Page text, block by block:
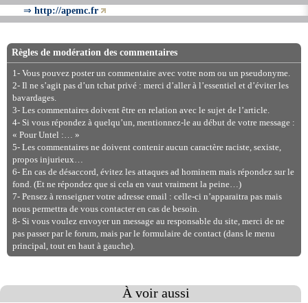
⇒http://apemc.fr
Règles de modération des commentaires
1- Vous pouvez poster un commentaire avec votre nom ou un pseudonyme.
2- Il ne s’agit pas d’un tchat privé : merci d’aller à l’essentiel et d’éviter les
bavardages.
3- Les commentaires doivent être en relation avec le sujet de l’article.
4- Si vous répondez à quelqu’un, mentionnez-le au début de votre message :
« Pour Untel :… »
5- Les commentaires ne doivent contenir aucun caractère raciste, sexiste,
propos injurieux…
6- En cas de désaccord, évitez les attaques ad hominem mais répondez sur le
fond. (Et ne répondez que si cela en vaut vraiment la peine…)
7- Pensez à renseigner votre adresse email : celle-ci n’apparaitra pas mais
nous permettra de vous contacter en cas de besoin.
8- Si vous voulez envoyer un message au responsable du site, merci de ne
pas passer par le forum, mais par le formulaire de contact (dans le menu
principal, tout en haut à gauche).
À voir aussi